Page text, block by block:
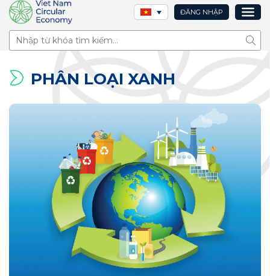
ĐĂNG NHẬP
Tìm
PHÂN LOẠI XANH